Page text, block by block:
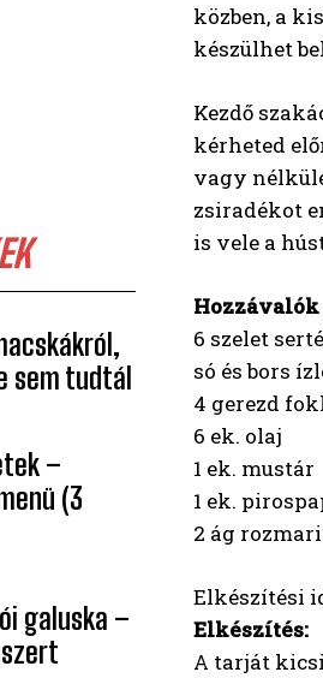
sem tudtál
–
(3
galuska –
közben, a
készülhet
Kezdő
kérheted
vagy
zsiradékot
is vele a
6 szelet
só és bors
4 gerezd
6 ek. olaj
1 ek. mustár
1 ek.
2 ág
Elkészítési
Elkészítés:
A tarját